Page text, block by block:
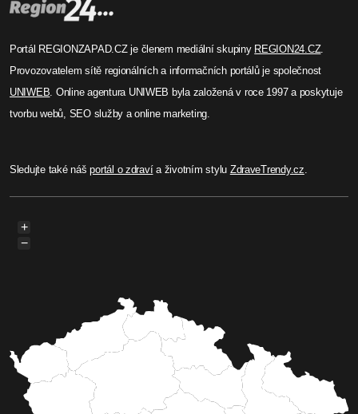
Portál REGIONZAPAD.CZ je členem mediální skupiny REGION24.CZ.
Provozovatelem sítě regionálních a informačních portálů je společnost
UNIWEB. Online agentura UNIWEB byla založená v roce 1997 a poskytuje
tvorbu webů, SEO služby a online marketing.
Sledujte také nášportál o zdravía životním stylu ZdraveTrendy.cz.
+
−